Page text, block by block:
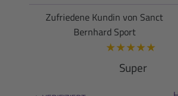
Zufriedene Kundin von Sanct
Bernhard Sport
★★★★★
Super